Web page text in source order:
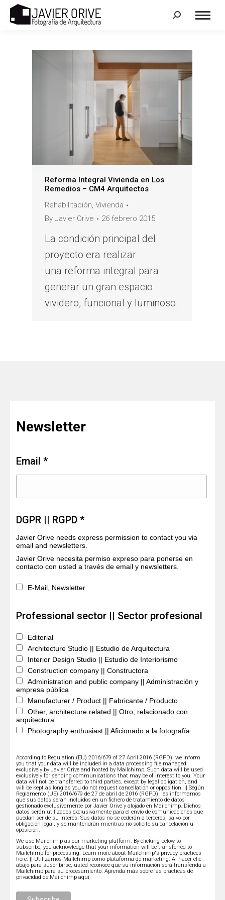
Search:
Reforma Integral Vivienda en Los
Remedios – CM4 Arquitectos
Rehabilitación, Vivienda
By Javier Orive 26 febrero 2015
La condición principal del
proyecto era realizar
una reforma integral para
generar un gran espacio
vividero, funcional y luminoso.
Newsletter
Email *
DGPR || RGPD *
Javier Orive needs express permission to contact you via
email and newsletters.
Javier Orive necesita permiso expreso para ponerse en
contacto con usted a través de email y newsletters.
E-Mail, Newsletter
Professional sector || Sector profesional
Editorial
Architecture Studio || Estudio de Arquitectura
Interior Design Studio || Estudio de Interiorismo
Construction company || Constructora
Administration and public company || Administración y
empresa pública
Manufacturer / Product || Fabricante / Producto
Other, architecture related || Otro, relacionado con
arquitectura
Photography enthusiast || Aficionado a la fotografía
According to Regulation (EU) 2016/679 of 27 April 2016 (RGPD), we inform
you that your data will be included in a data processing file managed
exclusively by Javier Orive and hosted by Mailchimp. Such data will be used
exclusively for sending communications that may be of interest to you. Your
data will not be transferred to third parties, except by legal obligation, and
will be kept as long as you do not request cancellation or opposition. || Según
Reglamento (UE) 2016/679 de 27 de abril de 2016 (RGPD), les informamos
que sus datos serán incluidos en un fichero de tratamiento de datos
gestionado exclusivamente por Javier Orive y alojado en Mailchimp. Dichos
datos serán utilizados exclusivamente para el envío de comunicaciones que
puedan ser de su interés. Sus datos no se cederán a terceros, salvo por
obligación legal, y se mantendrán mientras no solicite su cancelación u
oposición.
We use Mailchimp as our marketing platform. By clicking below to
subscribe, you acknowledge that your information will be transferred to
Mailchimp for processing. Learn more about Mailchimp's privacy practices
here. || Utilizamos Mailchimp como plataforma de marketing. Al hacer clic
abajo para suscribirse, usted reconoce que su información será transferida a
Mailchimp para su procesamiento.Aprenda más sobre las prácticas de
privacidad de Mailchimp aquí.